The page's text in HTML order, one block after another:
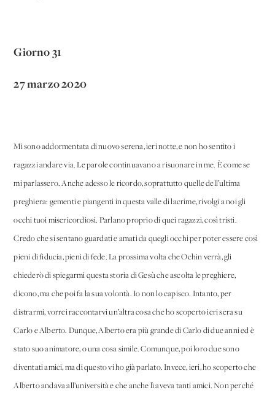
Giorno 31
27 marzo 2020
Mi sono addormentata di nuovo serena, ieri notte, e non ho sentito i
ragazzi andare via. Le parole continuavano a risuonare in me. È come se
mi parlassero. Anche adesso le ricordo, soprattutto quelle dell’ultima
preghiera: gementi e piangenti in questa valle di lacrime, rivolgi a noi gli
occhi tuoi misericordiosi. Parlano proprio di quei ragazzi, così tristi.
Credo che si sentano guardati e amati da quegli occhi per poter essere così
pieni di fiducia, pieni di fede. La prossima volta che Ochin verrà, gli
chiederò di spiegarmi questa storia di Gesù che ascolta le preghiere,
dicono, ma che poi fa la sua volontà. Io non lo capisco. Intanto, per
distrarmi, vorrei raccontarvi un’altra cosa che ho scoperto ieri sera su
Carlo e Alberto. Dunque, Alberto era più grande di Carlo di due anni ed è
stato suo animatore, o una cosa simile. Comunque, poi loro due sono
diventati amici, ma di questo vi ho già parlato. Invece, ieri, ho scoperto che
Alberto andava all’università e che anche lì aveva tanti amici. Non perché